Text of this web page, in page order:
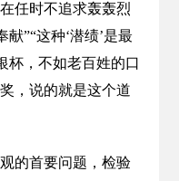
任时不追求轰轰烈
”“这种‘潜绩’是最
杯，不如老百姓的口
，说的就是这个道
的首要问题，检验